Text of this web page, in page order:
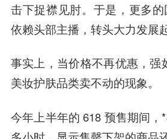
击下捉襟见肘。于是， 更多
依赖头部主播，转头大力发展
事实上，当价格不再优惠，强
美妆护肤品类卖不动的现象。
今年上半年的 618 预售期间，